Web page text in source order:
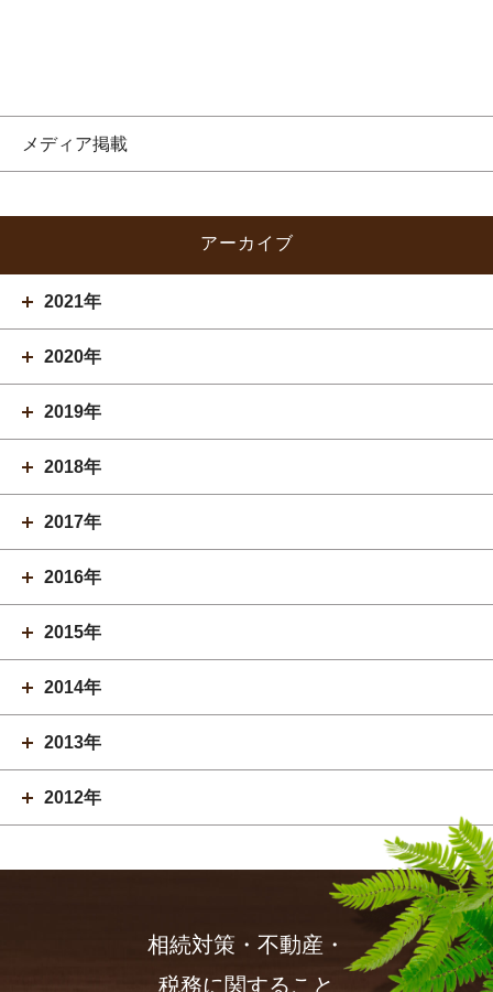
メディア掲載
アーカイブ
2021年
2020年
2019年
2018年
2017年
2016年
2015年
2014年
2013年
2012年
相続対策・不動産・
税務に関すること